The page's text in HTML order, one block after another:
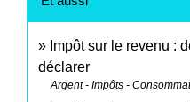
Impôt sur le revenu :
déclarer
Argent - Impôts -